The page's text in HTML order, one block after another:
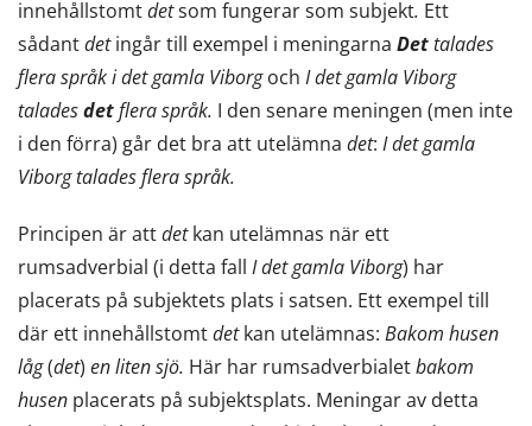
innehållstomtdetsom fungerar som subjekt. Ett
sådantdetingår till exempel i meningarna Dettalades
flera språk i det gamla Viborgoch I det gamla Viborg
taladesdetflera språk. I den senare meningen (men inte
i den förra) går det bra att utelämna det: I det gamla
Viborg talades flera språk.
Principen är attdetkan utelämnas när ett
rumsadverbial (i detta fall I det gamla Viborg) har
placerats på subjektets plats i satsen. Ett exempel till
där ett innehållstomtdetkan utelämnas: Bakom husen
låg(det) en liten sjö. Här har rumsadverbialetbakom
husen placerats på subjektsplats. Meningar av detta